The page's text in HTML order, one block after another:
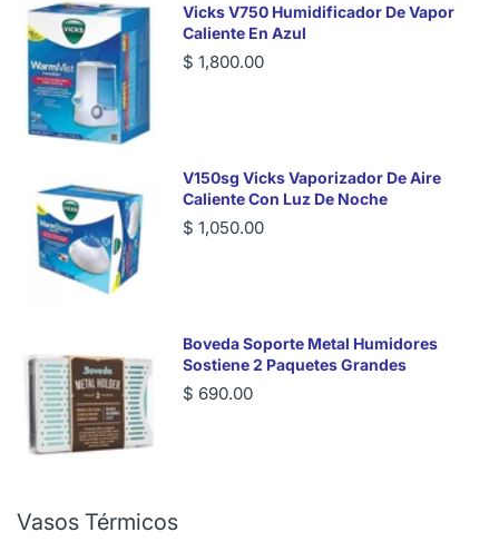
Vicks V750 Humidificador De Vapor
Caliente En Azul
$ 1,800.00
V150sg Vicks Vaporizador De Aire
Caliente Con Luz De Noche
$ 1,050.00
Boveda Soporte Metal Humidores
Sostiene 2 Paquetes Grandes
$ 690.00
Vasos Térmicos